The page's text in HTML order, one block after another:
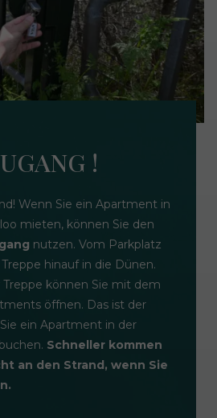
!
Wenn Sie ein Apartment in
mieten, können Sie den
nutzen. Vom Parkplatz
hinauf in die Dünen.
Treppe können Sie mit dem
öffnen. Das ist der
ein Apartment in der
Schneller kommen
an den Strand, wenn Sie